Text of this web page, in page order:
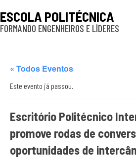
ESCOLA POLITÉCNICA
FORMANDO ENGENHEIROS E LÍDERES
« Todos Eventos
Este evento já passou.
Escritório Politécnico
promove rodas de
oportunidades de